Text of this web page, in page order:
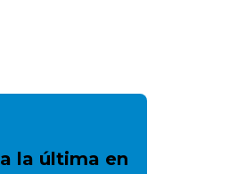
la última en